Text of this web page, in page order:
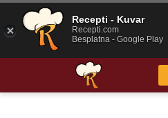
Recepti - Kuvar
Recepti.com
Besplatna - Google Play